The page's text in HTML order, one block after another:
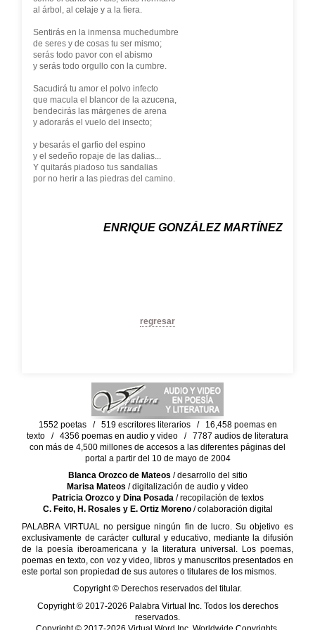
al árbol, al celaje y a la fiera.
Sentirás en la inmensa muchedumbre
de seres y de cosas tu ser mismo;
serás todo pavor con el abismo
y serás todo orgullo con la cumbre.
Sacudirá tu amor el polvo infecto
que macula el blancor de la azucena,
bendecirás las márgenes de arena
y adorarás el vuelo del insecto;
y besarás el garfio del espino
y el sedeño ropaje de las dalias...
Y quitarás piadoso tus sandalias
por no herir a las piedras del camino.
ENRIQUE GONZÁLEZ MARTÍNEZ
regresar
1552 poetas / 519 escritores literarios / 16,458 poemas en
texto / 4356 poemas en audio y video / 7787 audios de literatura
con más de 4,500 millones de accesos a las diferentes páginas del
portal a partir del 10 de mayo de 2004
Blanca Orozco de Mateos / desarrollo del sitio
Marisa Mateos / digitalización de audio y video
Patricia Orozco y Dina Posada/ recopilación de textos
C. Feito, H. Rosales y E. Ortiz Moreno/ colaboración digital
PALABRA VIRTUAL no persigue ningún fin de lucro. Su objetivo es
exclusivamente de carácter cultural y educativo, mediante la difusión
de la poesía iberoamericana y la literatura universal. Los poemas,
poemas en texto, con voz y video, libros y manuscritos presentados en
este portal son propiedad de sus autores o titulares de los mismos.
Copyright © Derechos reservados del titular.
Copyright © 2017-2026 Palabra Virtual Inc. Todos los derechos
reservados.